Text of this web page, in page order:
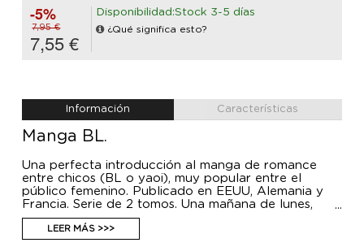
-5%
7,95 €
7,55 €
Disponibilidad:Stock 3-5 días
¿Qué significa esto?
Información Características
Manga BL.
Una perfecta introducción al manga de romance
entre chicos (BL o yaoi), muy popular entre el
público femenino. Publicado en EEUU, Alemania y
Francia. Serie de 2 tomos. Una mañana de lunes,
Yuzuru Shino, de tercer curso, se encuentra en la
puerta del instituto con su compañero del club de
kyudo Toji Seryo, el estudiante d e primero por el
LEER MÁS >>>